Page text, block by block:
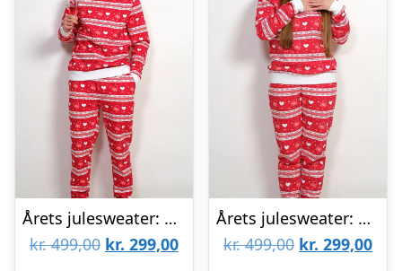
Årets julesweater: Valentinssæt Rød – herre / mænd. Ugly Christmas Sweater lavet i Danmark
kr.499,00 Den
kr. 299,00Den
Årets julesweater: Valentinessæt Rød – dame / kvinder. Ugly Christmas Sweater lavet i Danmark
kr.499,00 Den
kr. 299,00Den